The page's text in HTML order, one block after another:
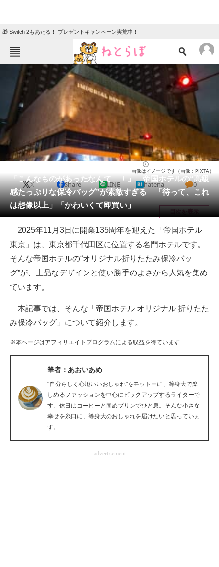
🎁 Switch 2もあたる！ プレゼントキャンペーン実施中！
ねとらぼメニュー
ニュース
エンタメ クイズ
グルメ 地域
住まい 教育・育児
動物 リサーチ
会員記事
メディア
注目記事を集めた総合ページ
ITの今と未来を見通す
スマホと通信の最新トレンド
好きが集まる 比べて選べる
ビジネスと働き方のヒント
AI活用のいまが分かる
企業ITのトレンドを詳説
経営リーダーのコミュニティ
マーケ×ITの今がよく分かる
ITエンジニア向け専門サイト
企業向けIT製品の総合サイト
「こんなものがあったなんて…！」 帝国ホテルの“高級
感たっぷりな保冷バッグ”が素敵すぎる 「待って、これ
は想像以上」「かわいくて即買い」
画像はイメージです（画像：PIXTA）
X Share LINE hatena 0
目次を表示
2025年11月3日に開業135周年を迎えた「帝国ホテル
東京」は、東京都千代田区に位置する名門ホテルです。
そんな帝国ホテルの“オリジナル折りたたみ保冷バッ
グ”が、上品なデザインと使い勝手のよさから人気を集め
ています。
本記事では、そんな「帝国ホテル オリジナル 折りたた
み保冷バッグ」について紹介します。
※本ページはアフィリエイトプログラムによる収益を得ています
筆者：あおいあめ
"自分らしく心地いいおしゃれ"をモットーに、等身大で楽
しめるファッションを中心にピックアップするライターで
す。休日はコーヒーと固めプリンでひと息。そんな小さな
幸せを糸口に、等身大のおしゃれを届けたいと思っていま
す。
advertisement